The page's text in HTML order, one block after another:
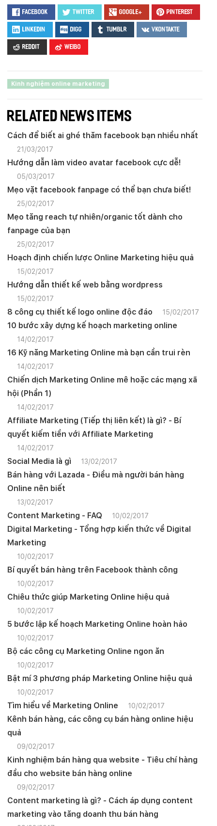
Facebook Twitter Google+ Pinterest
LinkedIn Digg Tumblr VKontakte
Reddit Weibo
Kinh nghiệm online marketing
RELATED NEWS ITEMS
Cách để biết ai ghé thăm facebook bạn nhiều nhất
21/03/2017
Hướng dẫn làm video avatar facebook cực dễ!
05/03/2017
Mẹo vặt facebook fanpage có thể bạn chưa biết!
25/02/2017
Mẹo tăng reach tự nhiên/organic tốt dành cho
fanpage của bạn
25/02/2017
Hoạch định chiến lược Online Marketing hiệu quả
15/02/2017
Hướng dẫn thiết kế web bằng wordpress
15/02/2017
8 công cụ thiết kế logo online độc đáo 15/02/2017
10 bước xây dựng kế hoạch marketing online
14/02/2017
16 Kỹ năng Marketing Online mà bạn cần trui rèn
14/02/2017
Chiến dịch Marketing Online mê hoặc các mạng xã
hội (Phần 1)
14/02/2017
Affiliate Marketing (Tiếp thị liên kết) là gì? - Bí
quyết kiếm tiền với Affiliate Marketing
14/02/2017
Social Media là gì 13/02/2017
Bán hàng với Lazada - Điều mà người bán hàng
Online nên biết
13/02/2017
Content Marketing - FAQ 10/02/2017
Digital Marketing - Tổng hợp kiến thức về Digital
Marketing
10/02/2017
Bí quyết bán hàng trên Facebook thành công
10/02/2017
Chiêu thức giúp Marketing Online hiệu quả
10/02/2017
5 bước lập kế hoạch Marketing Online hoàn hảo
10/02/2017
Bộ các công cụ Marketing Online ngon ăn
10/02/2017
Bật mí 3 phương pháp Marketing Online hiệu quả
10/02/2017
Tìm hiểu về Marketing Online 10/02/2017
Kênh bán hàng, các công cụ bán hàng online hiệu
quả
09/02/2017
Kinh nghiệm bán hàng qua website - Tiêu chí hàng
đầu cho website bán hàng online
09/02/2017
Content marketing là gì? - Cách áp dụng content
marketing vào tăng doanh thu bán hàng